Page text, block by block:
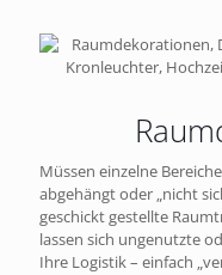
Müssen einzelne
abgehängt oder „nicht
geschickt gestellte
lassen sich ungenutzte
Ihre Logistik – einfach